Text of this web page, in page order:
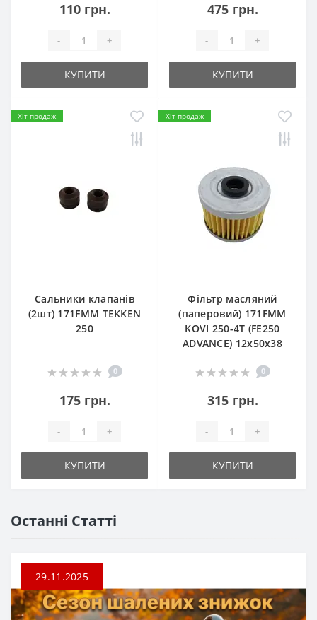
110 грн.
- +
КУПИТИ
475 грн.
- +
КУПИТИ
Хіт продаж
Сальники клапанів
(2шт) 171FMM TEKKEN
250
0
175 грн.
- +
КУПИТИ
Хіт продаж
Фільтр масляний
(паперовий) 171FMM
KOVI 250-4T (FE250
ADVANCE) 12х50х38
0
315 грн.
- +
КУПИТИ
Останні Статті
29.11.2025